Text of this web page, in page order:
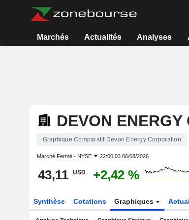
Marchés Actualités Analyses
DEVON ENERGY
Graphique Comparatif Devon Energy Corporation
Marché Fermé - NYSE 22:00:03 06/08/2026
43,11 USD +2,42 %
Synthèse Cotations Graphiques